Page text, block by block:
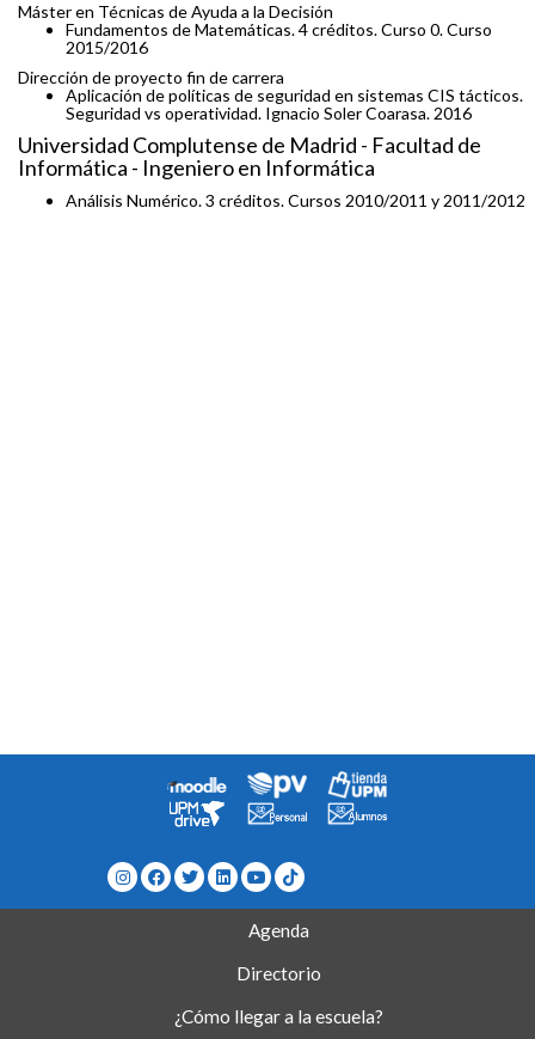
Máster en Técnicas de Ayuda a la Decisión
Fundamentos de Matemáticas. 4 créditos. Curso 0. Curso
2015/2016
Dirección de proyecto fin de carrera
Aplicación de políticas de seguridad en sistemas CIS tácticos.
Seguridad vs operatividad. Ignacio Soler Coarasa. 2016
Universidad Complutense de Madrid - Facultad de
Informática - Ingeniero en Informática
Análisis Numérico. 3 créditos. Cursos 2010/2011 y 2011/2012
Agenda
Directorio
¿Cómo llegar a la escuela?